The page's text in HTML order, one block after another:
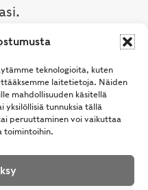
teknologioita, kuten
laitetietoja. Näiden
mahdollisuuden käsitellä
tunnuksia tällä
peruuttaminen voi vaikuttaa
toimintoihin.